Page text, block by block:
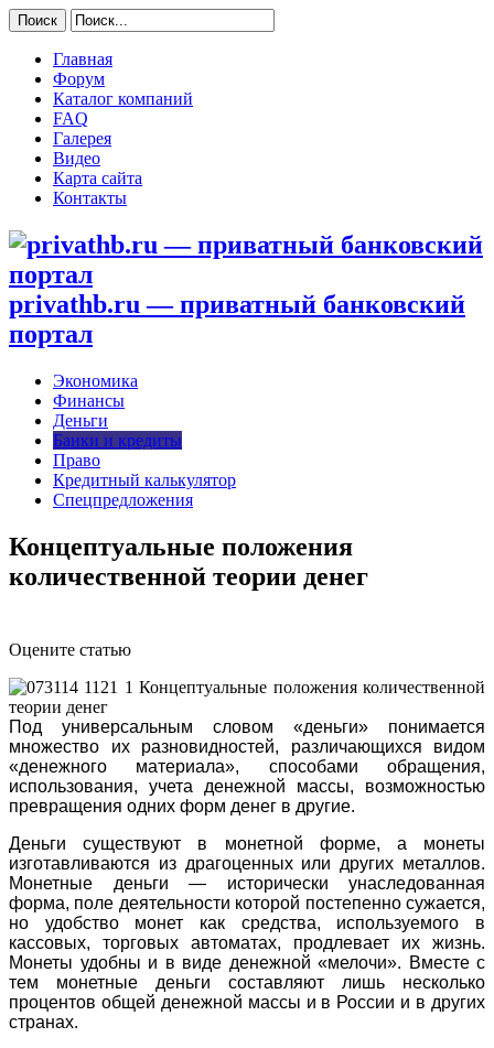
Главная
Форум
Каталог компаний
FAQ
Галерея
Видео
Карта сайта
Контакты
privathb.ru — приватный банковский
портал
Экономика
Финансы
Деньги
Банки и кредиты
Право
Кредитный калькулятор
Спецпредложения
Концептуальные положения
количественной теории денег
Оцените статью
Под универсальным словом «деньги» понимается
множество их разновидностей, различающихся видом
«денежного материала», способами обращения,
использования, учета денежной массы, возможностью
превращения одних форм денег в другие.
Деньги существуют в монетной форме, а монеты
изготавливаются из драгоценных или других металлов.
Монетные деньги — исторически унаследованная
форма, поле деятельности которой постепенно сужается,
но удобство монет как средства, используемого в
кассовых, торговых автоматах, продлевает их жизнь.
Монеты удобны и в виде денежной «мелочи». Вместе с
тем монетные деньги составляют лишь несколько
процентов общей денежной массы и в России и в других
странах.